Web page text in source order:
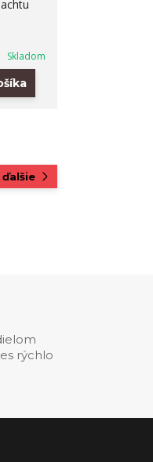
Skladom
ďalšie
rýchlo